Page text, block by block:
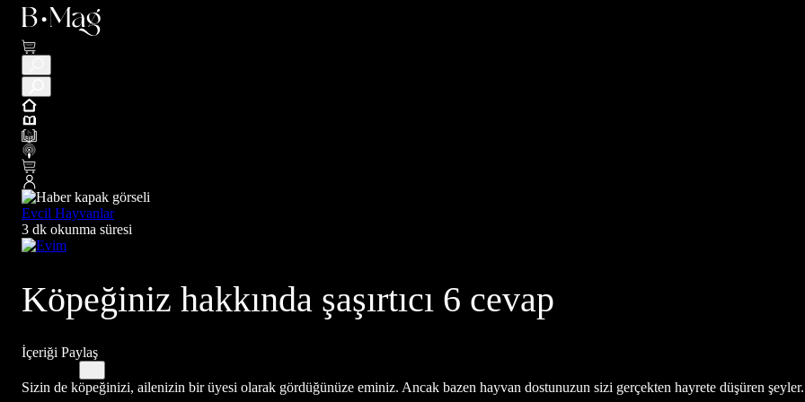
Evcil Hayvanlar
3 dk okunma süresi
Köpeğiniz hakkında şaşırtıcı 6 cevap
İçeriği Paylaş
Sizin de köpeğinizi, ailenizin bir üyesi olarak gördüğünüze eminiz. Ancak bazen hayvan dostunuzun sizi gerçekten hayrete düşüren